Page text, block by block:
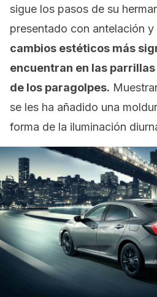
sigue los pasos de su
presentado con antelación y
cambios estéticos más
encuentran en las
de los paragolpes.
se les ha añadido una
forma de la iluminación